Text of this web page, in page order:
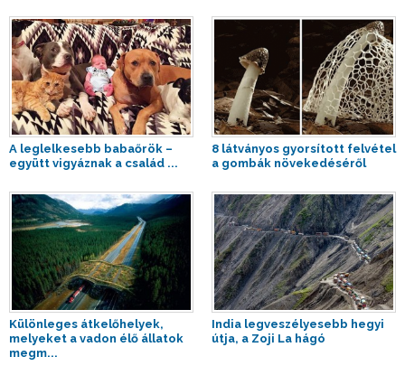
A leglelkesebb babaőrök –
együtt vigyáznak a család ...
8 látványos gyorsított felvétel
a gombák növekedéséről
Különleges átkelőhelyek,
melyeket a vadon élő állatok
megm...
India legveszélyesebb hegyi
útja, a Zoji La hágó